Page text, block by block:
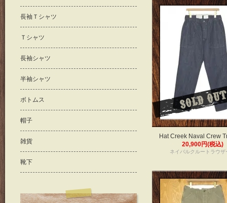
Hat Creek Naval Crew
20,900円(税込)
ネイバルクルートラウザ
長袖Ｔシャツ
Ｔシャツ
長袖シャツ
半袖シャツ
ボトムス
帽子
雑貨
靴下